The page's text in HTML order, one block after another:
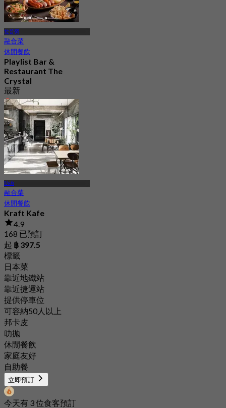
拉普勞
融合菜
休閒餐飲
Playlist Bar &
Restaurant The
Crystal
最新
4.9
起฿ 496.66
叻抛
融合菜
休閒餐飲
Kraft Kafe
4.9
168 已預訂
起 ฿ 397.5
標籤
日本菜
靠近地鐵站
靠近捷運站
提供停車位
可容納50人以上
邦卡皮
叻抛
休閒餐飲
家庭友好
自助餐
立即預訂
今天有 3 位食客預訂